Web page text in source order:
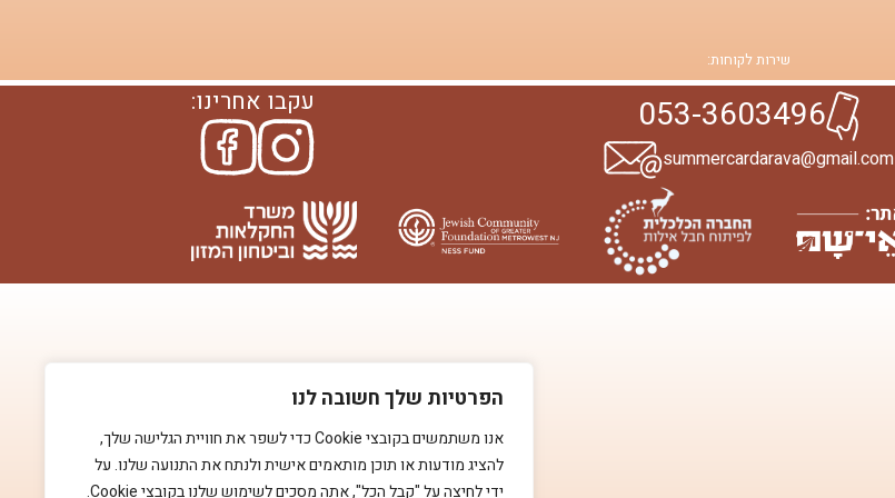
הפרטיות שלך חשובה לנו
אנו משתמשים בקובצי Cookie כדי לשפר את חוויית הגלישה שלך,
להציג מודעות או תוכן מותאמים אישית ולנתח את התנועה שלנו. על
ידי לחיצה על "קבל הכל", אתה מסכים לשימוש שלנו בקובצי Cookie.
שירות לקוחות:
053-3603496
summercardarava@gmail.com
עקבו אחרינו: